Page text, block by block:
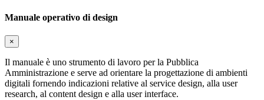
Manuale operativo di design
×
Il manuale è uno strumento di lavoro per la Pubblica
Amministrazione e serve ad orientare la progettazione di ambienti
digitali fornendo indicazioni relative al service design, alla user
research, al content design e alla user interface.